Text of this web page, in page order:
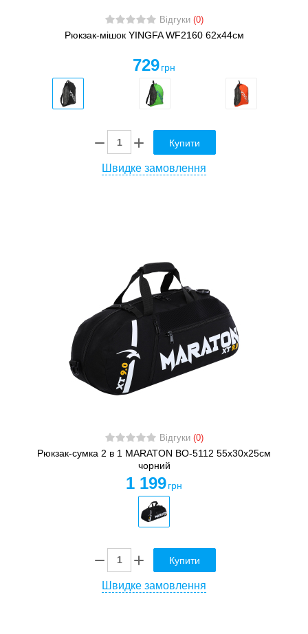
Відгуки (0)
Рюкзак-мішок YINGFA WF2160 62х44см
729 грн
Купити
Швидке замовлення
Відгуки (0)
Рюкзак-сумка 2 в 1 MARATON BO-5112 55x30x25см
чорний
1 199 грн
Купити
Швидке замовлення